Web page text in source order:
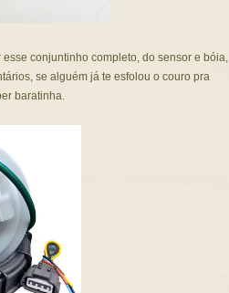
conjuntinho completo, do sensor e bóia,
se alguém já te esfolou o couro pra
baratinha.